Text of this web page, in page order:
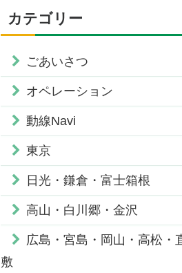
カテゴリー
ごあいさつ
オペレーション
動線Navi
東京
日光・鎌倉・富士箱根
高山・白川郷・金沢
広島・宮島・岡山・高松・
敷